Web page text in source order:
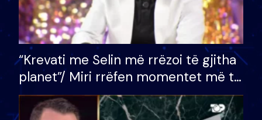
“Krevati me Selin më rrëzoi të gjitha
planet”/ Miri rrëfen momentet më të
bukura në shtëpinë e BB VIP: Do më
mungojë zilja e mëngjesit kur…